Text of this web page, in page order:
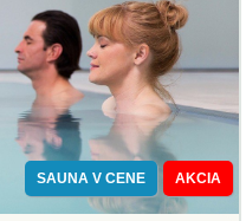
SAUNA V CENE AKCIA